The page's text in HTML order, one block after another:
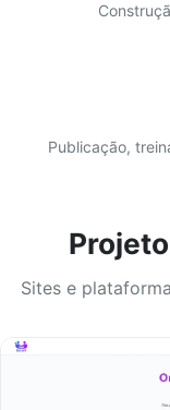
Publicação,
Sites e